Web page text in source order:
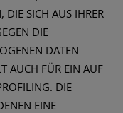
DIE SICH AUS IHRER
DIE
DATEN
AUCH FÜR EIN AUF
DIE
EINE